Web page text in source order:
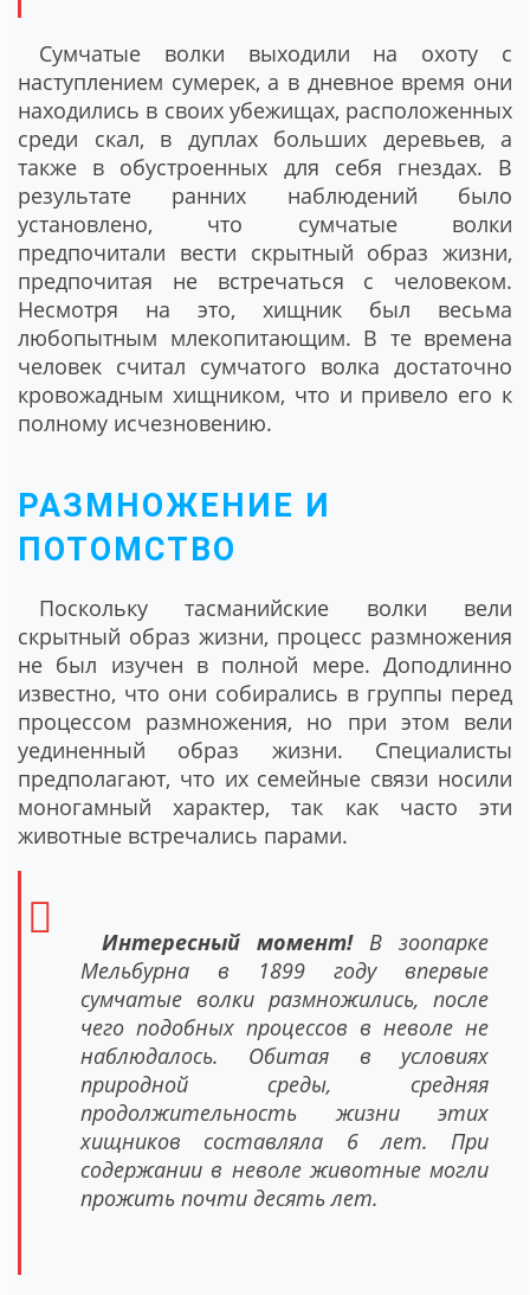
Сумчатые волки выходили на охоту с
наступлением сумерек, а в дневное время они
находились в своих убежищах, расположенных
среди скал, в дуплах больших деревьев, а
также в обустроенных для себя гнездах. В
результате ранних наблюдений было
установлено, что сумчатые волки
предпочитали вести скрытный образ жизни,
предпочитая не встречаться с человеком.
Несмотря на это, хищник был весьма
любопытным млекопитающим. В те времена
человек считал сумчатого волка достаточно
кровожадным хищником, что и привело его к
полному исчезновению.
РАЗМНОЖЕНИЕ И
ПОТОМСТВО
Поскольку тасманийские волки вели
скрытный образ жизни, процесс размножения
не был изучен в полной мере. Доподлинно
известно, что они собирались в группы перед
процессом размножения, но при этом вели
уединенный образ жизни. Специалисты
предполагают, что их семейные связи носили
моногамный характер, так как часто эти
животные встречались парами.
Интересный момент!В зоопарке
Мельбурна в 1899 году впервые
сумчатые волки размножились, после
чего подобных процессов в неволе не
наблюдалось. Обитая в условиях
природной среды, средняя
продолжительность жизни этих
хищников составляла 6 лет. При
содержании в неволе животные могли
прожить почти десять лет.